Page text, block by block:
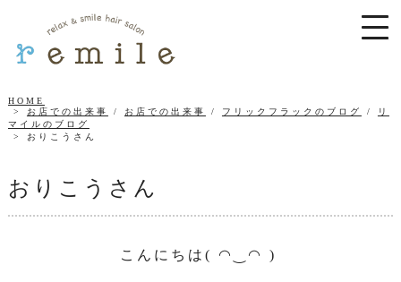
HOME
お店での出来事
/ お店での出来事 / フリックフラックのブログ /
リ
マイルのブログ
おりこうさん
おりこうさん
こんにちは( ◠‿◠ )